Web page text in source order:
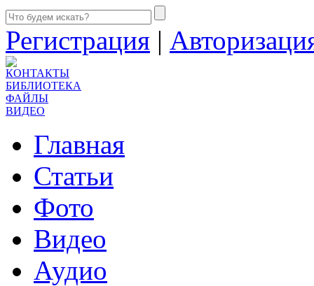
Регистрация |
КОНТАКТЫ
БИБЛИОТЕКА
ФАЙЛЫ
ВИДЕО
Главная
Статьи
Фото
Видео
Аудио